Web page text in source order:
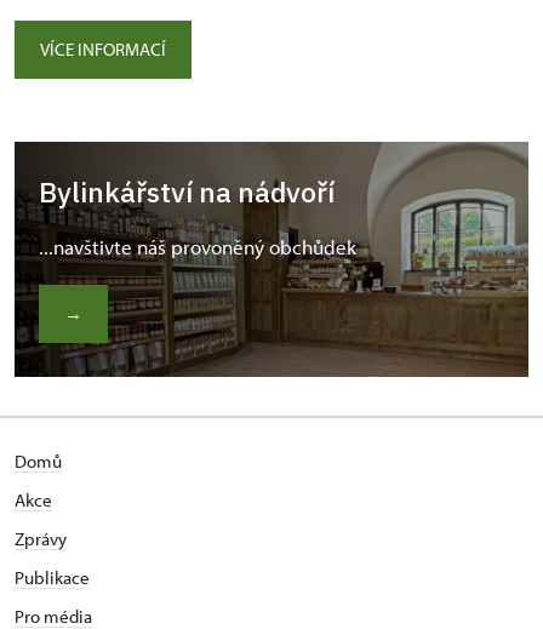
VÍCE INFORMACÍ
Bylinkářství na nádvoří
...navštivte náš provoněný obchůdek
→
Domů
Akce
Zprávy
Publikace
Pro média